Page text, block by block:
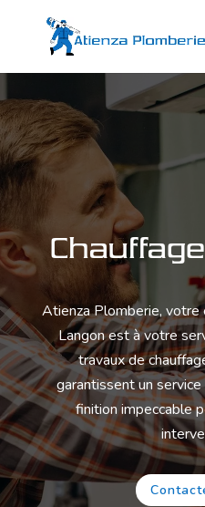
Atienza Plomberie, votre
Langon est à votre
travaux de
garantissent un
finition impeccable